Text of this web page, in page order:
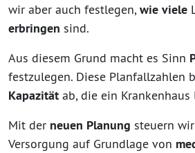
wir aber auch festlegen, wie viele
erbringen sind.
Aus diesem Grund macht es Sinn
festzulegen. Diese Planfallzahlen
Kapazität ab, die ein
Mit der neuen Planung steuern
Versorgung auf Grundlage von